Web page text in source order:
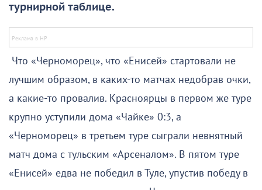
турнирной таблице.
Что «Черноморец», что «Енисей» стартовали не
лучшим образом, в каких-то матчах недобрав очки,
а какие-то провалив. Красноярцы в первом же туре
крупно уступили дома «Чайке» 0:3, а
«Черноморец» в третьем туре сыграли невнятный
матч дома с тульским «Арсеналом». В пятом туре
«Енисей» едва не победил в Туле, упустив победу в